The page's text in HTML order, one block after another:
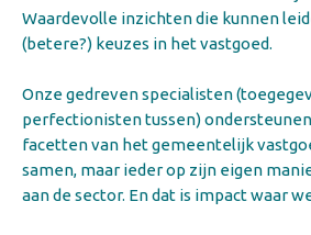
Waardevolle inzichten die kunnen
(betere?) keuzes in het vastgoed.
Onze gedreven specialisten
perfectionisten tussen)
facetten van het gemeentelijk
samen, maar ieder op zijn eigen
aan de sector. En dat is impact waar